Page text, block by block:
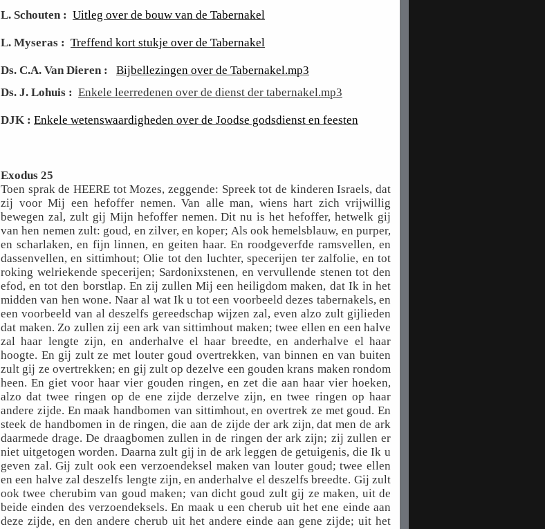
L. Schouten : Uitleg over de bouw van de Tabernakel
L. Myseras : Treffend kort stukje over de Tabernakel
Ds. C.A. Van Dieren : Bijbellezingen over de Tabernakel.mp3
Ds. J. Lohuis : Enkele leerredenen over de dienst der tabernakel.mp3
DJK : Enkele wetenswaardigheden over de Joodse godsdienst en feesten
Exodus 25
Toen sprak de HEERE tot Mozes, zeggende: Spreek tot de kinderen Israels, dat
zij voor Mij een hefoffer nemen. Van alle man, wiens hart zich vrijwillig
bewegen zal, zult gij Mijn hefoffer nemen. Dit nu is het hefoffer, hetwelk gij
van hen nemen zult: goud, en zilver, en koper; Als ook hemelsblauw, en purper,
en scharlaken, en fijn linnen, en geiten haar. En roodgeverfde ramsvellen, en
dassenvellen, en sittimhout; Olie tot den luchter, specerijen ter zalfolie, en tot
roking welriekende specerijen; Sardonixstenen, en vervullende stenen tot den
efod, en tot den borstlap. En zij zullen Mij een heiligdom maken, dat Ik in het
midden van hen wone. Naar al wat Ik u tot een voorbeeld dezes tabernakels, en
een voorbeeld van al deszelfs gereedschap wijzen zal, even alzo zult gijlieden
dat maken. Zo zullen zij een ark van sittimhout maken; twee ellen en een halve
zal haar lengte zijn, en anderhalve el haar breedte, en anderhalve el haar
hoogte. En gij zult ze met louter goud overtrekken, van binnen en van buiten
zult gij ze overtrekken; en gij zult op dezelve een gouden krans maken rondom
heen. En giet voor haar vier gouden ringen, en zet die aan haar vier hoeken,
alzo dat twee ringen op de ene zijde derzelve zijn, en twee ringen op haar
andere zijde. En maak handbomen van sittimhout, en overtrek ze met goud. En
steek de handbomen in de ringen, die aan de zijde der ark zijn, dat men de ark
daarmede drage. De draagbomen zullen in de ringen der ark zijn; zij zullen er
niet uitgetogen worden. Daarna zult gij in de ark leggen de getuigenis, die Ik u
geven zal. Gij zult ook een verzoendeksel maken van louter goud; twee ellen
en een halve zal deszelfs lengte zijn, en anderhalve el deszelfs breedte. Gij zult
ook twee cherubim van goud maken; van dicht goud zult gij ze maken, uit de
beide einden des verzoendeksels. En maak u een cherub uit het ene einde aan
deze zijde, en den andere cherub uit het andere einde aan gene zijde; uit het